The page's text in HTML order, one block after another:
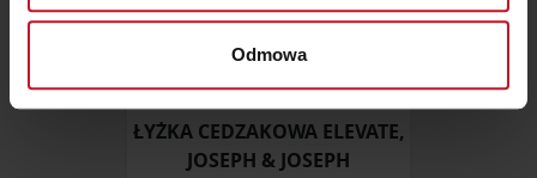
Dowiedz się więcej odnośnie tego, jak Twoje osobiste
dane są przetwarzane oraz ustaw własne preferencje w
zmienić lub wycofać swoją zgodę w dowolnej chwili.
Wykorzystujemy pliki cookie do spersonalizowania treści
Odmowa
ŁYŻKA CEDZAKOWA ELEVATE,
JOSEPH & JOSEPH